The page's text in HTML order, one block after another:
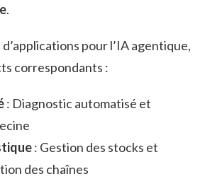
.
pour l’IA agentique,
correspondants :
: Diagnostic automatisé et
: Gestion des stocks et
des chaînes